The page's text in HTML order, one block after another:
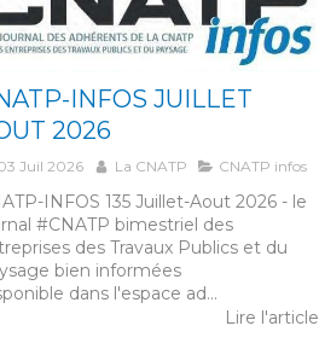
INFOS JUILLET
2026
Juil 2026 La CNATP CNATP infos
INFOS 135 Juillet-Aout 2026 - le
#CNATP bimestriel des
des Travaux Publics et du
bien informées
dans l'espace ad...
Lire l'article